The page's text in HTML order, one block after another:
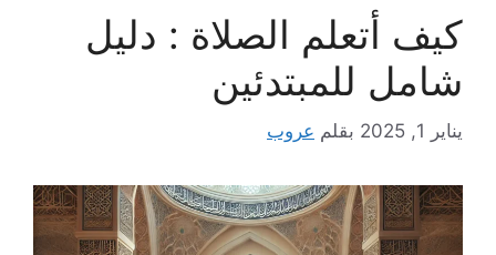
كيف أتعلم الصلاة : دليل
شامل للمبتدئين
يناير 1, 2025 بقلم عروب